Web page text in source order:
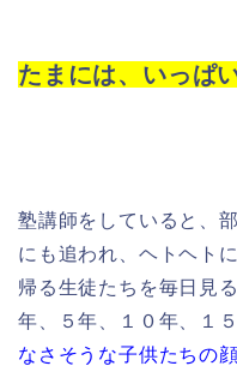
たまには、いっぱ
塾講師をしていると、
にも追われ、ヘトヘト
帰る生徒たちを毎日見
年、５年、１０年、１
なさそうな子供たちの